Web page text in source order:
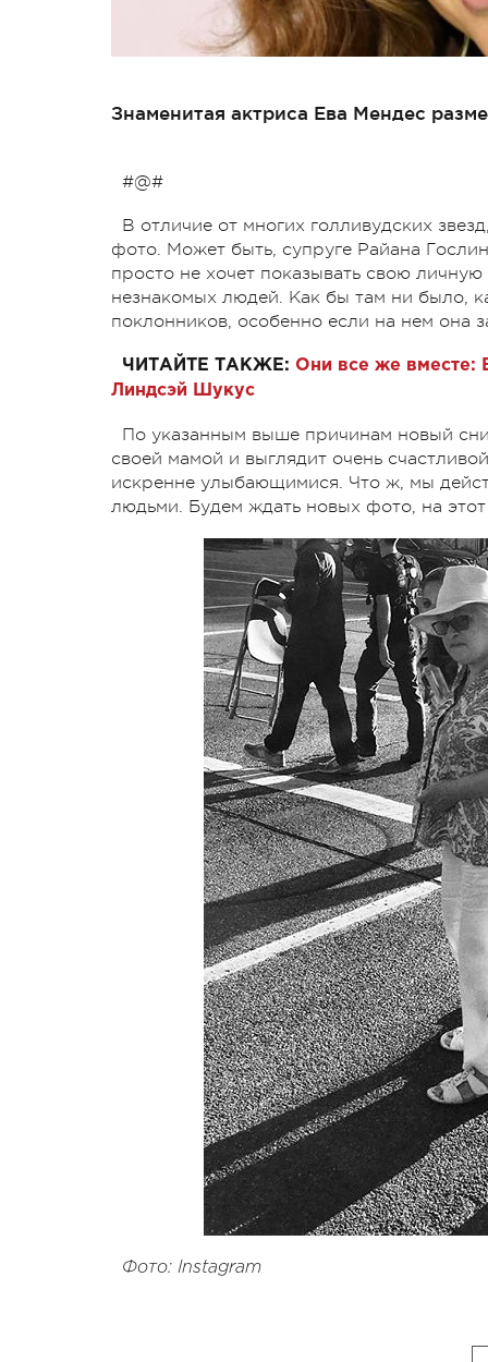
Знаменитая актриса Ева Мендес
#@#
В отличие от многих голливудских
фото. Может быть, супруге Райана
просто не хочет показывать свою
незнакомых людей. Как бы там ни было,
поклонников, особенно если на нем она
ЧИТАЙТЕ ТАКЖЕ: Они все же вместе:
Линдсэй Шукус
По указанным выше причинам новый
своей мамой и выглядит очень
искренне улыбающимися. Что ж, мы
людьми. Будем ждать новых фото, на
Фото: Instagram